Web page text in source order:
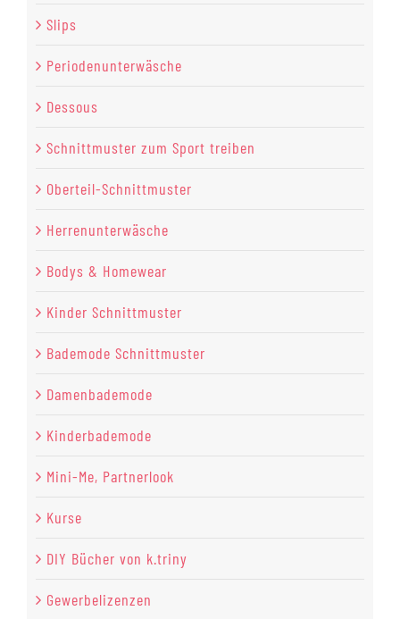
Slips
Periodenunterwäsche
Dessous
Schnittmuster zum Sport treiben
Oberteil-Schnittmuster
Herrenunterwäsche
Bodys & Homewear
Kinder Schnittmuster
Bademode Schnittmuster
Damenbademode
Kinderbademode
Mini-Me, Partnerlook
Kurse
DIY Bücher von k.triny
Gewerbelizenzen